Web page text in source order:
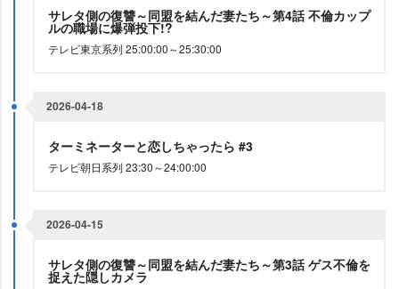
サレタ側の復讐～同盟を結んだ妻たち～第4話 不倫カップ
ルの職場に爆弾投下!?
テレビ東京系列 25:00:00～25:30:00
2026-04-18
ターミネーターと恋しちゃったら #3
テレビ朝日系列 23:30～24:00:00
2026-04-15
サレタ側の復讐～同盟を結んだ妻たち～第3話 ゲス不倫を
捉えた隠しカメラ